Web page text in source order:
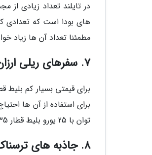
در تایلند تعداد زیادی از
های بودا است که تعدادی
مطمئنا تعداد آن ها زیاد
7. سفرهای ریلی ارزان قیمت
برای قیمتی بسیار کم بلیط
برای استفاده از آن ها
توان با 25 یورو بلیط قطار 35 بانکوک به باتوورت Butterworth را از ایستگاه هوا لمفونگ Hua Lamphong خرید.
8. جاذبه های ترسناک تایلند